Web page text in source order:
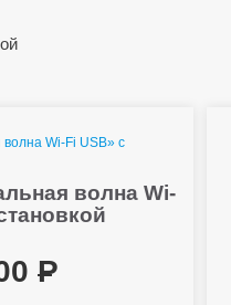
волна Wi-